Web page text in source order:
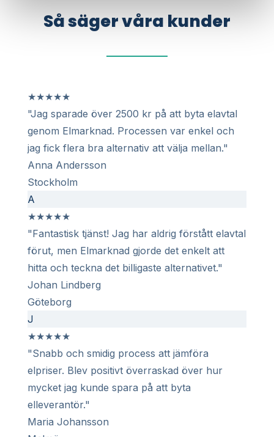
Så säger våra kunder
★★★★★
"Jag sparade över 2500 kr på att byta elavtal
genom Elmarknad. Processen var enkel och
jag fick flera bra alternativ att välja mellan."
Anna Andersson
Stockholm
A
★★★★★
"Fantastisk tjänst! Jag har aldrig förstått elavtal
förut, men Elmarknad gjorde det enkelt att
hitta och teckna det billigaste alternativet."
Johan Lindberg
Göteborg
J
★★★★★
"Snabb och smidig process att jämföra
elpriser. Blev positivt överraskad över hur
mycket jag kunde spara på att byta
elleverantör."
Maria Johansson